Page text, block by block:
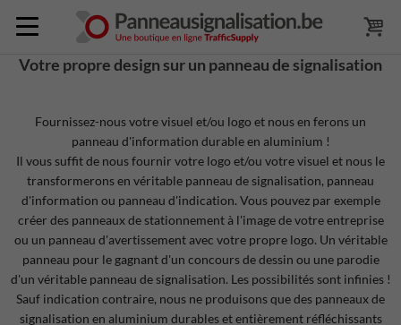
Votre propre design sur un panneau de signalisation
Fournissez-nous votre visuel et/ou logo et nous en ferons un
panneau d'information durable en aluminium !
Il vous suffit de nous fournir votre logo et/ou votre visuel et nous le
transformerons en véritable panneau de signalisation, panneau
d'information ou panneau d'indication. Vous pouvez par exemple
créer des panneaux de stationnement à l'image de votre entreprise
ou un panneau d'avertissement avec votre propre logo. Un véritable
panneau pour le gagnant d'un concours de dessin ou une parodie
d'un véritable panneau de signalisation. Les possibilités sont infinies !
Sauf indication contraire, nous ne produisons que des panneaux de
signalisation en aluminium durables et entièrement réfléchissants